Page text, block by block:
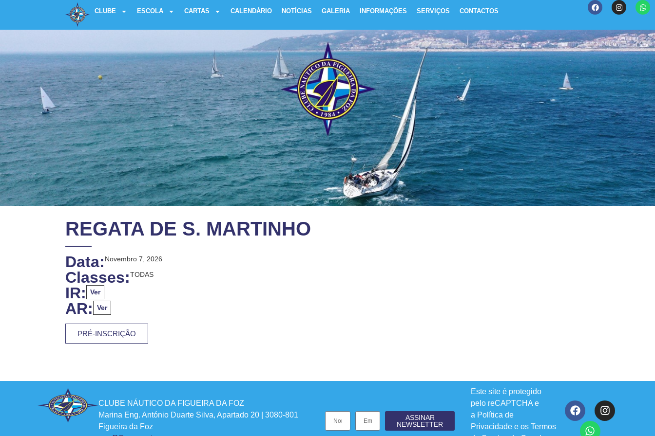
CLUBE ESCOLA CARTAS CALENDÁRIO NOTÍCIAS GALERIA INFORMAÇÕES SERVIÇOS CONTACTOS
REGATA DE S. MARTINHO
Data: Novembro 7, 2026
Classes:TODAS
IR: Ver
AR: Ver
PRÉ-INSCRIÇÃO
CLUBE NÁUTICO DA FIGUEIRA DA FOZ
Marina Eng. António Duarte Silva, Apartado 20 | 3080-801
Figueira da Foz
ASSINAR
NEWSLETTER
Este site é protegido
pelo reCAPTCHA e
a Política de
Privacidade e osTermos